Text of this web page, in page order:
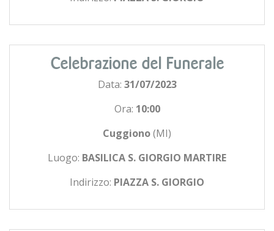
Celebrazione del Funerale
Data: 31/07/2023
Ora: 10:00
Cuggiono(MI)
Luogo: BASILICA S. GIORGIO MARTIRE
Indirizzo: PIAZZA S. GIORGIO